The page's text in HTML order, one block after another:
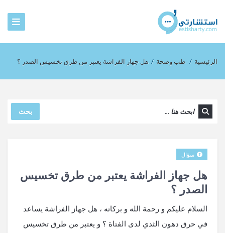
الرئيسية / طب وصحة / هل جهاز الفراشة يعتبر من طرق تخسيس الصدر ؟
بحث
هل جهاز الفراشة يعتبر من طرق تخسيس
الصدر ؟
سؤال
السلام عليكم و رحمة الله و بركاته ، هل جهاز الفراشة يساعد
في حرق دهون الثدي لدى الفتاة ؟ و يعتبر من طرق تخسيس